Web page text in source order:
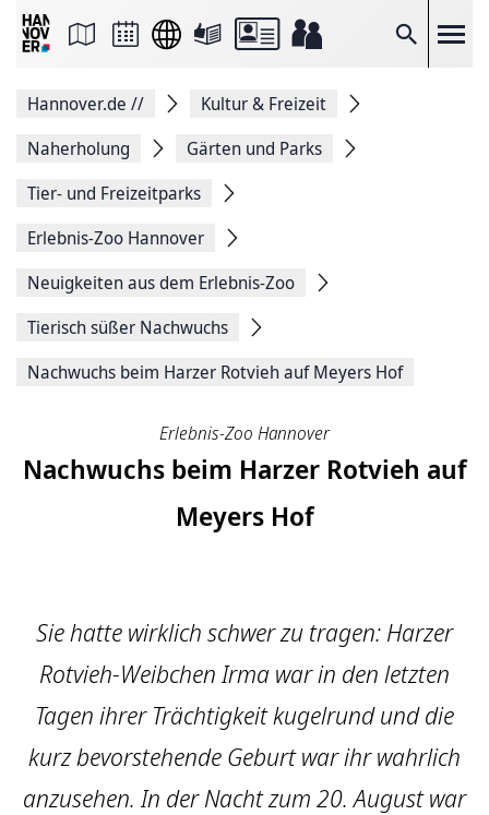
Suche
Seite
Facebook
teilen
Seitenlink
Seite
Hannover.de //
Kultur & Freizeit
Naherholung
Gärten und Parks
Tier- und Freizeitparks
Erlebnis-Zoo Hannover
Neuigkeiten aus dem Erlebnis-Zoo
Tierisch süßer Nachwuchs
Nachwuchs beim Harzer Rotvieh auf Meyers Hof
Erlebnis-Zoo Hannover
Nachwuchs beim Harzer Rotvieh auf
Meyers Hof
Sie hatte wirklich schwer zu tragen: Harzer
Rotvieh-Weibchen Irma war in den letzten
Tagen ihrer Trächtigkeit kugelrund und die
kurz bevorstehende Geburt war ihr wahrlich
anzusehen. In der Nacht zum 20. August war